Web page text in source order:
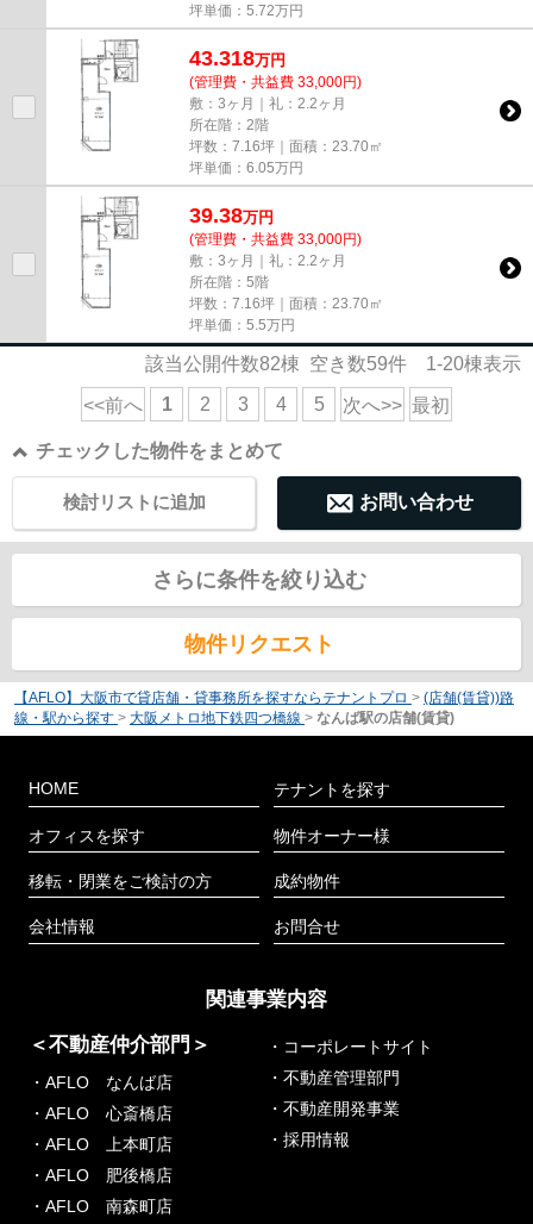
坪単価： 5.72万円
43.318万円
(管理費・共益費 33,000円)
敷：3ヶ月｜礼：2.2ヶ月
所在階：2階
坪数：7.16坪｜面積：23.70㎡
坪単価： 6.05万円
39.38万円
(管理費・共益費 33,000円)
敷：3ヶ月｜礼：2.2ヶ月
所在階：5階
坪数：7.16坪｜面積：23.70㎡
坪単価： 5.5万円
該当公開件数82棟 空き数59件 1-20棟表示
<<前へ 1 2 3 4 5 次へ>> 最初
チェックした物件をまとめて
お問い合わせ
検討リストに追加
さらに条件を絞り込む
物件リクエスト
【AFLO】大阪市で貸店舗・貸事務所を探すならテナントプロ > (店舗(賃貸))路
線・駅から探す > 大阪メトロ地下鉄四つ橋線 > なんば駅の店舗(賃貸)
HOME
オフィスを探す
移転・閉業をご検討の方
会社情報
テナントを探す
物件オーナー様
成約物件
お問合せ
関連事業内容
＜不動産仲介部門＞
・AFLO なんば店
・AFLO 心斎橋店
・AFLO 上本町店
・AFLO 肥後橋店
・AFLO 南森町店
・コーポレートサイト
・不動産管理部門
・不動産開発事業
・採用情報